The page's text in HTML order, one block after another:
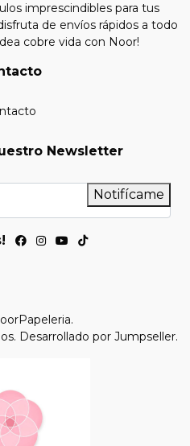
imprescindibles para tus
de envíos rápidos a todo
cobre vida con Noor!
Newsletter
Notifícame
Desarrollado por Jumpseller.